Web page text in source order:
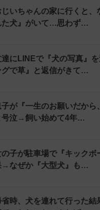
じいちゃんの家に行くと、
た犬』がいて…思わず…
達にLINEで『犬の写真』
グで草』と返信がきて…
子が『一生のお願いだから
号泣→飼い始めて4年…
の子が駐車場で『キックボ
→なぜか『大型犬』も…
省時、犬を連れて行った